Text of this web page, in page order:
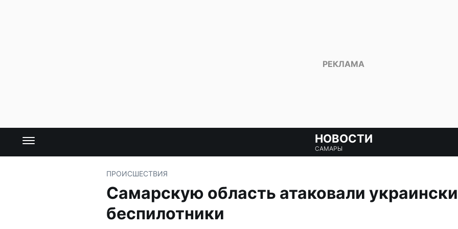
НОВОСТИ
САМАРЫ
ПРОИСШЕСТВИЯ
Самарскую область атаковали
беспилотники